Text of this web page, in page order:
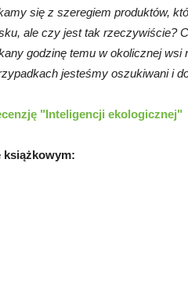
się z szeregiem produktów,
ale czy jest tak rzeczywiście?
godzinę temu w okolicznej wsi
jesteśmy oszukiwani i
"Inteligencji ekologicznej"
książkowym: